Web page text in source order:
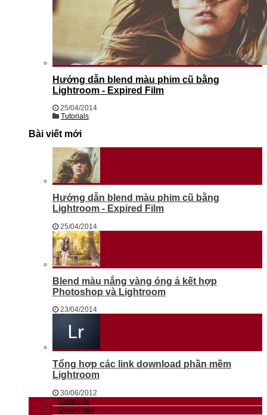
Hướng dẫn blend màu phim cũ bằng
Lightroom - Expired Film
25/04/2014
Tutorials
Bài viết mới
Hướng dẫn blend màu phim cũ bằng
Lightroom - Expired Film
25/04/2014
Blend màu nắng vàng óng ả kết hợp
Photoshop và Lightroom
23/04/2014
Tổng hợp các link download phần mềm
Lightroom
30/06/2012
Tutorials
Download